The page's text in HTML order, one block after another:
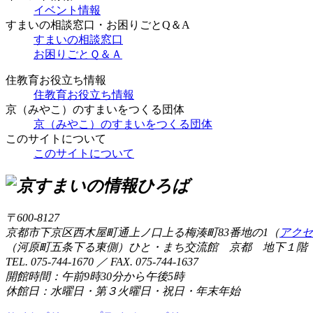
イベント情報
すまいの相談窓口・お困りごとQ＆A
すまいの相談窓口
お困りごとＱ＆Ａ
住教育お役立ち情報
住教育お役立ち情報
京（みやこ）のすまいをつくる団体
京（みやこ）のすまいをつくる団体
このサイトについて
このサイトについて
〒600-8127
京都市下京区西木屋町通上ノ口上る梅湊町83番地の1（ アク
（河原町五条下る東側）ひと・まち交流館 京都 地下１階
TEL. 075-744-1670 ／ FAX. 075-744-1637
開館時間：午前9時30分から午後5時
休館日：水曜日・第３火曜日・祝日・年末年始